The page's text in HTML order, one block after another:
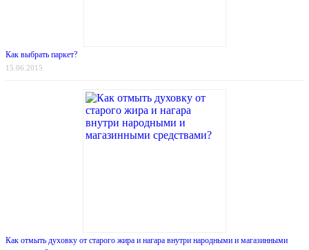
Как выбрать паркет?
15.06.2015
Как отмыть духовку от старого жира и нагара внутри народными и магазинными